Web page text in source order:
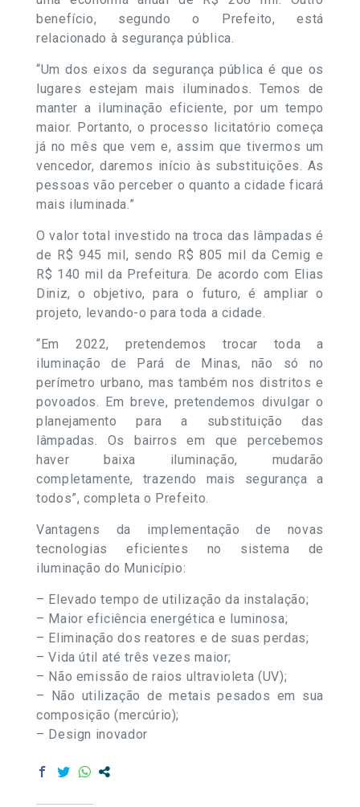
benefício, segundo o Prefeito, está
relacionado à segurança pública.
“Um dos eixos da segurança pública é que os
lugares estejam mais iluminados. Temos de
manter a iluminação eficiente, por um tempo
maior. Portanto, o processo licitatório começa
já no mês que vem e, assim que tivermos um
vencedor, daremos início às substituições. As
pessoas vão perceber o quanto a cidade ficará
mais iluminada.”
O valor total investido na troca das lâmpadas é
de R$ 945 mil, sendo R$ 805 mil da Cemig e
R$ 140 mil da Prefeitura. De acordo com Elias
Diniz, o objetivo, para o futuro, é ampliar o
projeto, levando-o para toda a cidade.
“Em 2022, pretendemos trocar toda a
iluminação de Pará de Minas, não só no
perímetro urbano, mas também nos distritos e
povoados. Em breve, pretendemos divulgar o
planejamento para a substituição das
lâmpadas. Os bairros em que percebemos
haver baixa iluminação, mudarão
completamente, trazendo mais segurança a
todos”, completa o Prefeito.
Vantagens da implementação de novas
tecnologias eficientes no sistema de
iluminação do Município:
– Elevado tempo de utilização da instalação;
– Maior eficiência energética e luminosa;
– Eliminação dos reatores e de suas perdas;
– Vida útil até três vezes maior;
– Não emissão de raios ultravioleta (UV);
– Não utilização de metais pesados em sua
composição (mercúrio);
– Design inovador